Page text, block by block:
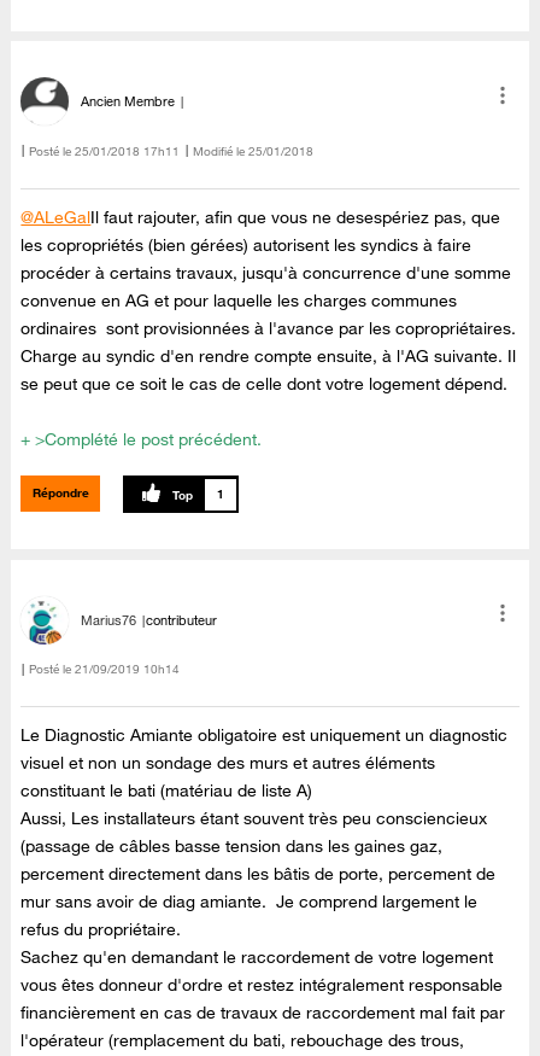
Ancien Membre
Posté le ‎25/01/2018 17h11 Modifié le 25/01/2018
@ALeGalIl faut rajouter, afin que vous ne desespériez pas, que
les copropriétés (bien gérées) autorisent les syndics à faire
procéder à certains travaux, jusqu'à concurrence d'une somme
convenue en AG et pour laquelle les charges communes
ordinaires sont provisionnées à l'avance par les copropriétaires.
Charge au syndic d'en rendre compte ensuite, à l'AG suivante. Il
se peut que ce soit le cas de celle dont votre logement dépend.
+ >Complété le post précédent.
Répondre 1
Marius76 contributeur
Posté le ‎21/09/2019 10h14
Le Diagnostic Amiante obligatoire est uniquement un diagnostic
visuel et non un sondage des murs et autres éléments
constituant le bati (matériau de liste A)
Aussi, Les installateurs étant souvent très peu consciencieux
(passage de câbles basse tension dans les gaines gaz,
percement directement dans les bâtis de porte, percement de
mur sans avoir de diag amiante. Je comprend largement le
refus du propriétaire.
Sachez qu'en demandant le raccordement de votre logement
vous êtes donneur d'ordre et restez intégralement responsable
financièrement en cas de travaux de raccordement mal fait par
l'opérateur (remplacement du bati, rebouchage des trous,